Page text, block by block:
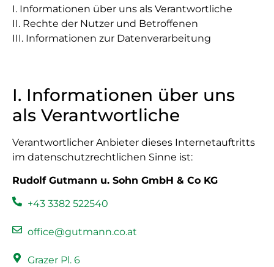
I. Informationen über uns als Verantwortliche
II. Rechte der Nutzer und Betroffenen
III. Informationen zur Datenverarbeitung
I. Informationen über uns
als Verantwortliche
Verantwortlicher Anbieter dieses Internetauftritts
im datenschutzrechtlichen Sinne ist:
Rudolf Gutmann u. Sohn GmbH & Co KG
+43 3382 522540
office@gutmann.co.at
Grazer Pl. 6